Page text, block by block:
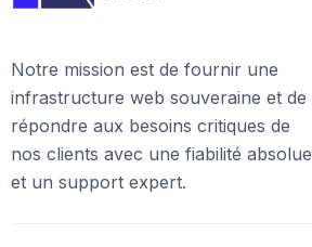
Notre mission est de fournir une
infrastructure web souveraine et de
répondre aux besoins critiques de
nos clients avec une fiabilité absolue
et un support expert.